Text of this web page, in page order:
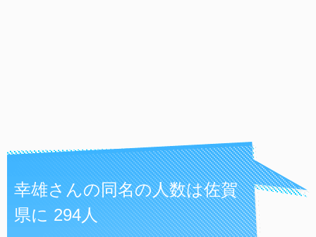
幸雄さんの同名の人数は佐賀
県に 294人